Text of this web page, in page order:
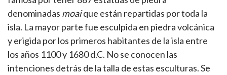
denominadas moaique están repartidas por toda la
isla. La mayor parte fue esculpida en piedra volcánica
y erigida por los primeros habitantes de la isla entre
los años 1100 y 1680 d.C. No se conocen las
intenciones detrás de la talla de estas esculturas. Se